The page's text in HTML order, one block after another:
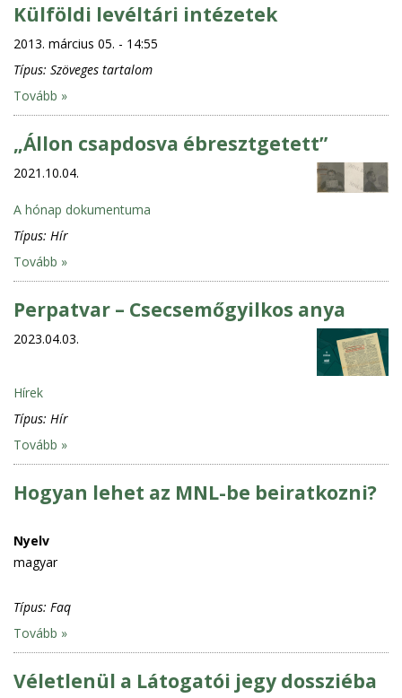
Külföldi levéltári intézetek
2013. március 05. - 14:55
Típus: Szöveges tartalom
Tovább »
„Állon csapdosva ébresztgetett”
2021.10.04.
A hónap dokumentuma
Típus: Hír
Tovább »
Perpatvar – Csecsemőgyilkos anya
2023.04.03.
Hírek
Típus: Hír
Tovább »
Hogyan lehet az MNL-be beiratkozni?
Nyelv
magyar
Típus: Faq
Tovább »
Véletlenül a Látogatói jegy dossziéba